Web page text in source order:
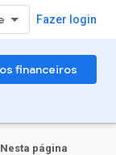
Fazer login
financeiros
Nesta página